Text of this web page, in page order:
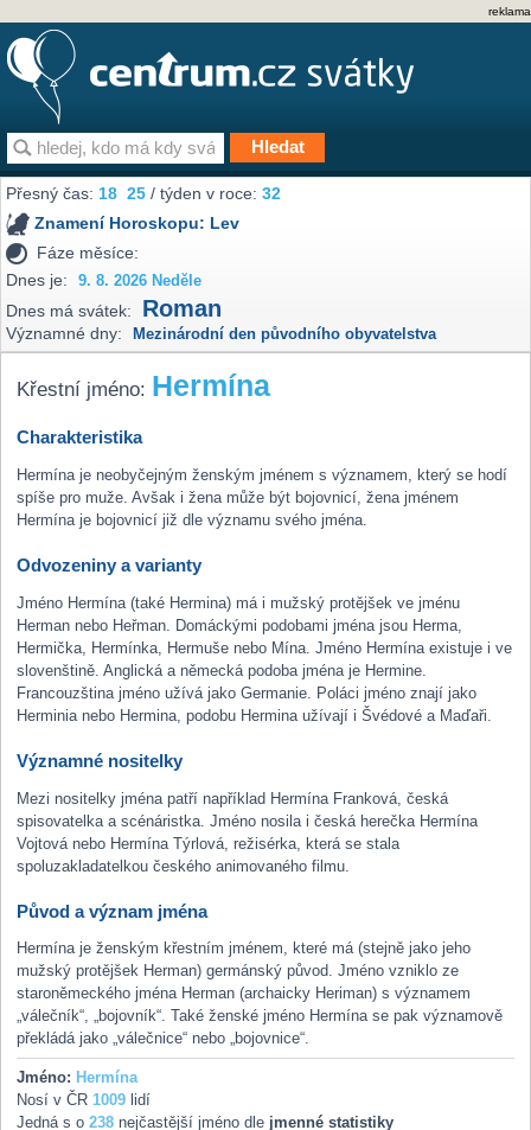
reklama
Přesný čas:18 25 / týden v roce:32
Znamení Horoskopu: Lev
Fáze měsíce:
Dnes je:
9. 8. 2026 Neděle
Dnes má svátek: Roman
Významné dny: Mezinárodní den původního obyvatelstva
Křestní jméno: Hermína
Charakteristika
Hermína je neobyčejným ženským jménem s významem, který se hodí
spíše pro muže. Avšak i žena může být bojovnicí, žena jménem
Hermína je bojovnicí již dle významu svého jména.
Odvozeniny a varianty
Jméno Hermína (také Hermina) má i mužský protějšek ve jménu
Herman nebo Heřman. Domáckými podobami jména jsou Herma,
Hermička, Hermínka, Hermuše nebo Mína. Jméno Hermína existuje i ve
slovenštině. Anglická a německá podoba jména je Hermine.
Francouzština jméno užívá jako Germanie. Poláci jméno znají jako
Herminia nebo Hermina, podobu Hermina užívají i Švédové a Maďaři.
Významné nositelky
Mezi nositelky jména patří například Hermína Franková, česká
spisovatelka a scénáristka. Jméno nosila i česká herečka Hermína
Vojtová nebo Hermína Týrlová, režisérka, která se stala
spoluzakladatelkou českého animovaného filmu.
Původ a význam jména
Hermína je ženským křestním jménem, které má (stejně jako jeho
mužský protějšek Herman) germánský původ. Jméno vzniklo ze
staroněmeckého jména Herman (archaicky Heriman) s významem
„válečník“, „bojovník“. Také ženské jméno Hermína se pak významově
překládá jako „válečnice“ nebo „bojovnice“.
Jméno: Hermína
Nosí v ČR 1009lidí
Jedná s o 238nejčastější jméno dle jmenné statistiky